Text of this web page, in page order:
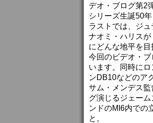
デオ・ブログ第2
シリーズ生誕50
ラストでは、ジ
ナオミ・ハリス
にどんな地平を目
今回のビデオ・
います。同時に
ンDB10などのア
サム・メンデス
グ演じるジェー
ンドのMI6内での
と。